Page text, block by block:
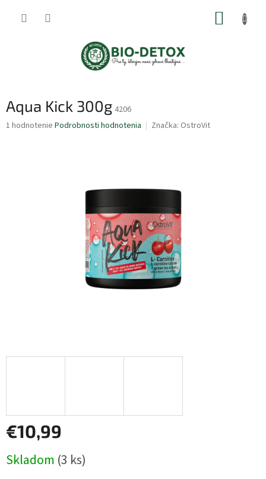
Aqua Kick 300g 4206
Priemerné
1 hodnotenie Podrobnosti hodnotenia Značka: OstroVit
€10,99
cena:
Skladom (3 ks)